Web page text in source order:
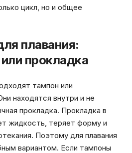
цикл, но и общее
плавания:
прокладка
тампон или
находятся внутри и не
прокладка. Прокладка в
жидкость, теряет форму и
Поэтому для плавания
вариантом. Если тампоны